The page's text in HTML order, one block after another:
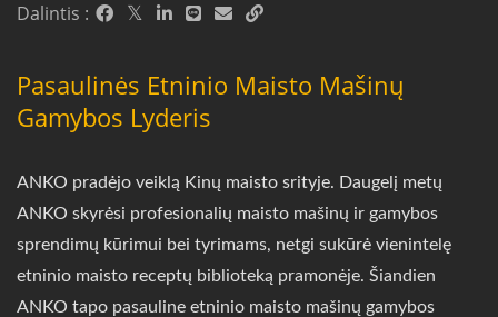
Dalintis :
Pasaulinės Etninio Maisto Mašinų
Gamybos Lyderis
ANKO pradėjo veiklą Kinų maisto srityje. Daugelį metų
ANKO skyrėsi profesionalių maisto mašinų ir gamybos
sprendimų kūrimui bei tyrimams, netgi sukūrė vienintelę
etninio maisto receptų biblioteką pramonėje. Šiandien
ANKO tapo pasauline etninio maisto mašinų gamybos